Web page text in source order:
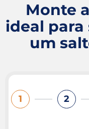
Monte
ideal para
um
1 2